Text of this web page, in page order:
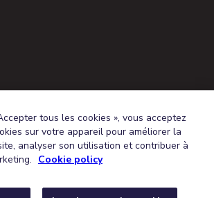
tous les cookies », vous acceptez
sur votre appareil pour améliorer la
analyser son utilisation et contribuer à
Cookie policy